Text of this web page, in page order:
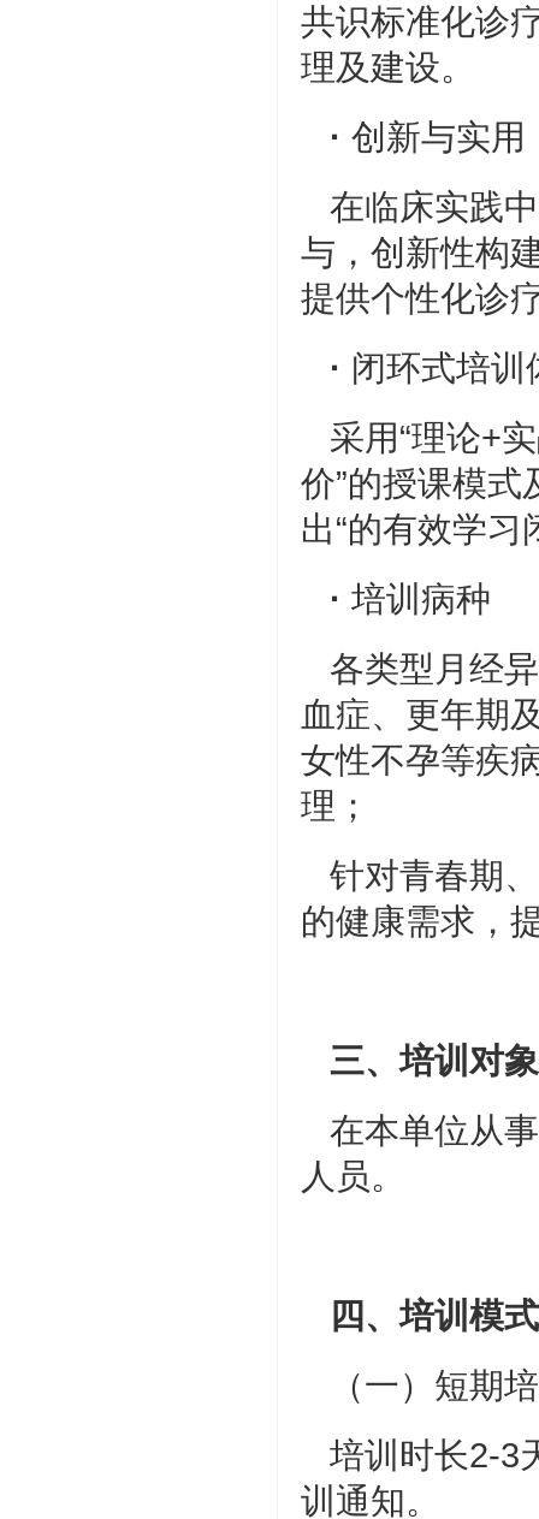
共识标准化诊
理及建设。
· 创新与实用
在临床实践
与，创新性构
提供个性化诊
· 闭环式培训
采用“理论+
价”的授课模式
出“的有效学习
· 培训病种
各类型月经
血症、更年期
女性不孕等疾
理；
针对青春期
的健康需求，
三、培训对象
在本单位从
人员。
四、培训模式
（一）短期
培训时长2-3
训通知。